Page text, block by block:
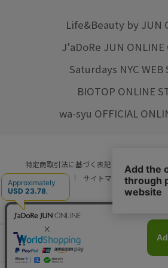
Life&Beauty by JUN
J'aDoRe JUN ONLINE
Saturdays NYC WEB
BIOTOP ONLINE
wa-syu OFFICIAL
特定商取引法に基づく表記 プライバシ
ご利用規約
サイトマップ リクル
© JUN CO.,LTD. ALL RIGHTS
店舗在庫
をみる
カートに入